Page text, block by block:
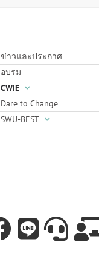
ข่าวและประกาศ
อบรม
CWIE
Dare to Change
SWU-BEST